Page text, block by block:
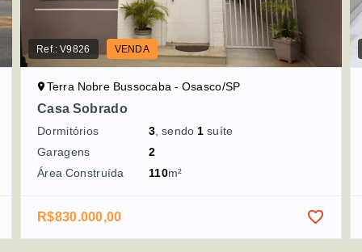
Ref.:V9826 VENDA
Terra Nobre Bussocaba - Osasco/SP
Casa Sobrado
Dormitórios 3 , sendo 1 suíte
Garagens
2
Área Construída
110m²
R$830.000,00